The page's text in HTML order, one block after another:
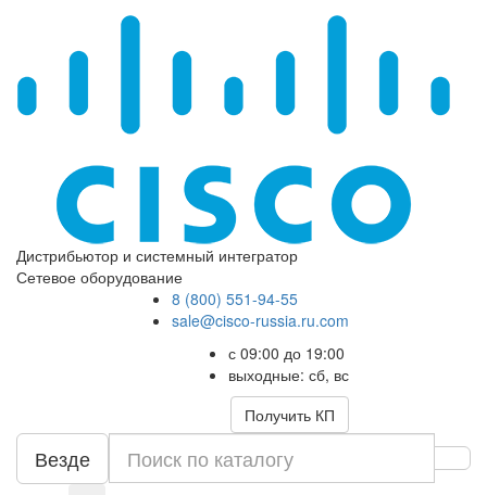
Дистрибьютор и системный интегратор
Сетевое оборудование
8 (800) 551-94-55
sale@cisco-russia.ru.com
с 09:00 до 19:00
выходные: сб, вс
Получить КП
Везде